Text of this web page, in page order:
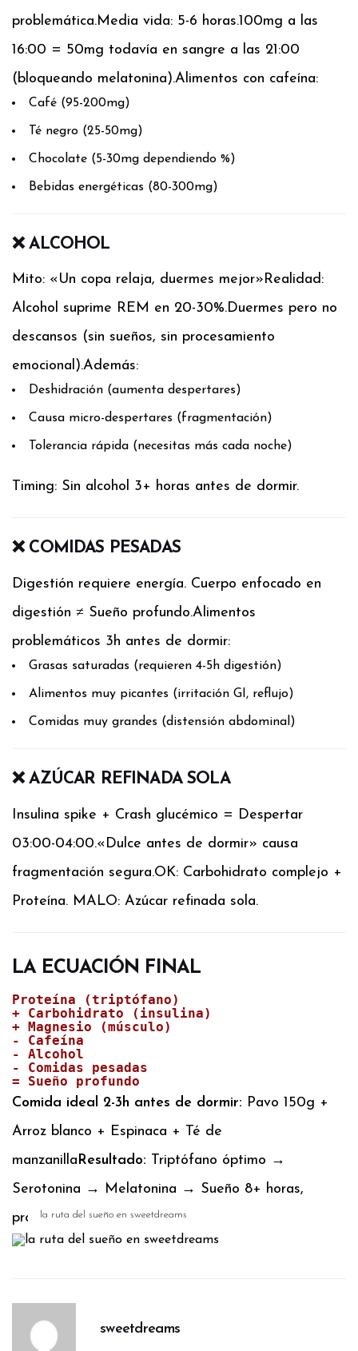
problemática.Media vida: 5-6 horas.100mg a las
16:00 = 50mg todavía en sangre a las 21:00
(bloqueando melatonina).Alimentos con cafeína:
Café (95-200mg)
Té negro (25-50mg)
Chocolate (5-30mg dependiendo %)
Bebidas energéticas (80-300mg)
❌ ALCOHOL
Mito: «Un copa relaja, duermes mejor»Realidad:
Alcohol suprime REM en 20-30%.Duermes pero no
descansos (sin sueños, sin procesamiento
emocional).Además:
Deshidración (aumenta despertares)
Causa micro-despertares (fragmentación)
Tolerancia rápida (necesitas más cada noche)
Timing: Sin alcohol 3+ horas antes de dormir.
❌ COMIDAS PESADAS
Digestión requiere energía. Cuerpo enfocado en
digestión ≠ Sueño profundo.Alimentos
problemáticos 3h antes de dormir:
Grasas saturadas (requieren 4-5h digestión)
Alimentos muy picantes (irritación GI, reflujo)
Comidas muy grandes (distensión abdominal)
❌ AZÚCAR REFINADA SOLA
Insulina spike + Crash glucémico = Despertar
03:00-04:00.«Dulce antes de dormir» causa
fragmentación segura.OK: Carbohidrato complejo +
Proteína. MALO: Azúcar refinada sola.
LA ECUACIÓN FINAL
Proteína (triptófano)
+ Carbohidrato (insulina)
+ Magnesio (músculo)
- Cafeína
- Alcohol
- Comidas pesadas
= Sueño profundo
Comida ideal 2-3h antes de dormir: Pavo 150g +
Arroz blanco + Espinaca + Té de
manzanilla Resultado: Triptófano óptimo →
Serotonina → Melatonina → Sueño 8+ horas,
profundo, sin fragmentación.
la ruta del sueño en sweetdreams
sweetdreams